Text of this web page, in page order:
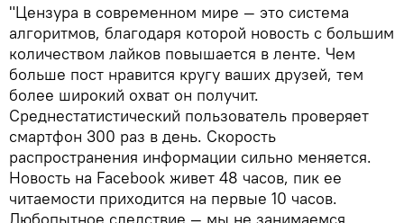
"Цензура в современном мире — это система
алгоритмов, благодаря которой новость с большим
количеством лайков повышается в ленте. Чем
больше пост нравится кругу ваших друзей, тем
более широкий охват он получит.
Среднестатистический пользователь проверяет
смартфон 300 раз в день. Скорость
распространения информации сильно меняется.
Новость на Facebook живет 48 часов, пик ее
читаемости приходится на первые 10 часов.
Любопытное следствие — мы не занимаемся